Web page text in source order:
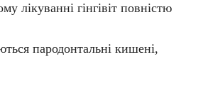
лікуванні гінгівіт повністю
пародонтальні кишені,